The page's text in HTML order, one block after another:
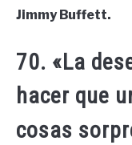
Jimmy Buffett.
70. «La
hacer que
cosas